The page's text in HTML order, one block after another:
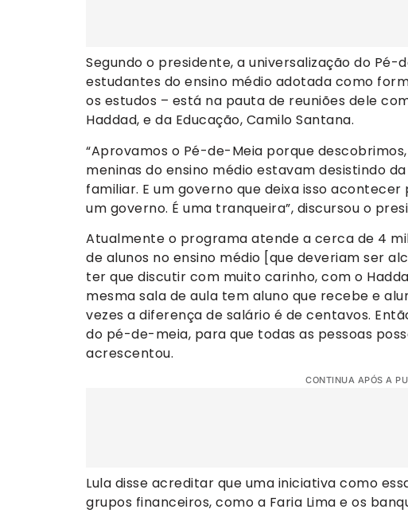
Segundo o presidente, a universalização do
estudantes do ensino médio adotada como
os estudos – está na pauta de reuniões dele
Haddad, e da Educação, Camilo Santana.
“Aprovamos o Pé-de-Meia porque
meninas do ensino médio estavam desistindo
familiar. E um governo que deixa isso
um governo. É uma tranqueira”, discursou o
Atualmente o programa atende a cerca de 4
de alunos no ensino médio [que deveriam ser
ter que discutir com muito carinho, com o
mesma sala de aula tem aluno que recebe e
vezes a diferença de salário é de centavos.
do pé-de-meia, para que todas as pessoas
acrescentou.
CONTINUA APÓS A
Lula disse acreditar que uma iniciativa como
grupos financeiros, como a Faria Lima e os